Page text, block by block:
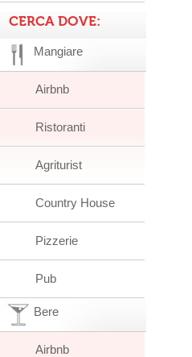
CERCA DOVE:
Mangiare
Airbnb
Ristoranti
Agriturist
Country House
Pizzerie
Pub
Bere
Airbnb